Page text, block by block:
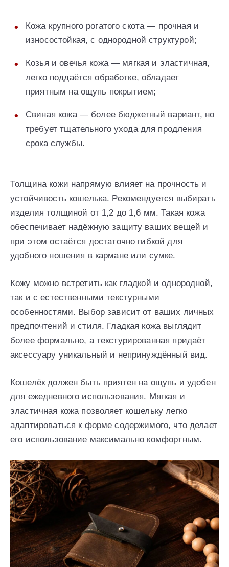
Кожа крупного рогатого скота — прочная и
износостойкая, с однородной структурой;
Козья и овечья кожа — мягкая и эластичная,
легко поддаётся обработке, обладает
приятным на ощупь покрытием;
Свиная кожа — более бюджетный вариант, но
требует тщательного ухода для продления
срока службы.
Толщина кожи напрямую влияет на прочность и
устойчивость кошелька. Рекомендуется выбирать
изделия толщиной от 1,2 до 1,6 мм. Такая кожа
обеспечивает надёжную защиту ваших вещей и
при этом остаётся достаточно гибкой для
удобного ношения в кармане или сумке.
Кожу можно встретить как гладкой и однородной,
так и с естественными текстурными
особенностями. Выбор зависит от ваших личных
предпочтений и стиля. Гладкая кожа выглядит
более формально, а текстурированная придаёт
аксессуару уникальный и непринуждённый вид.
Кошелёк должен быть приятен на ощупь и удобен
для ежедневного использования. Мягкая и
эластичная кожа позволяет кошельку легко
адаптироваться к форме содержимого, что делает
его использование максимально комфортным.